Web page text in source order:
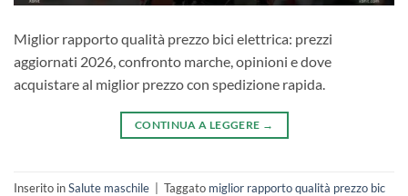
Miglior rapporto qualità prezzo bici elettrica: prezzi
aggiornati 2026, confronto marche, opinioni e dove
acquistare al miglior prezzo con spedizione rapida.
CONTINUA A LEGGERE →
Inserito inSalute maschile Taggato miglior rapporto qualità prezzo bic